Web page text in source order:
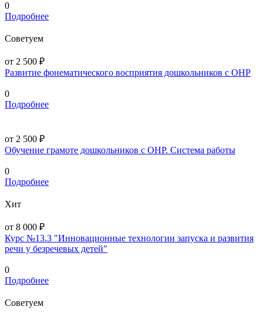
0
Подробнее
Советуем
от 2 500 ₽
Развитие фонематического восприятия дошкольников с ОНР
0
Подробнее
от 2 500 ₽
Обучение грамоте дошкольников с ОНР. Система работы
0
Подробнее
Хит
от 8 000 ₽
Курс №13.3 "Инновационные технологии запуска и развития
речи у безречевых детей"
0
Подробнее
Советуем